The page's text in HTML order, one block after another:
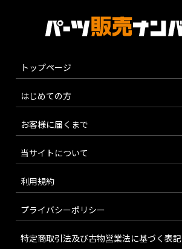
トップページ
はじめての方
お客様に届くまで
当サイトについて
利用規約
プライバシーポリシー
特定商取引法及び古物営業法に基づく表記